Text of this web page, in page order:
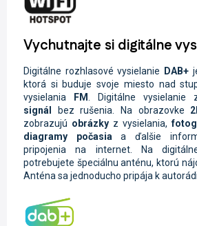
Vychutnajte si digitálne
Digitálne rozhlasové vysielanie DAB+
ktorá si buduje svoje miesto nad
vysielania
FM . Digitálne vysielanie
signál
bez rušenia. Na obrazovke
zobrazujú obrázky z vysielania,
diagramy počasia a ďalšie
pripojenia na internet. Na
potrebujete špeciálnu anténu, ktorú
Anténa sa jednoducho pripája k